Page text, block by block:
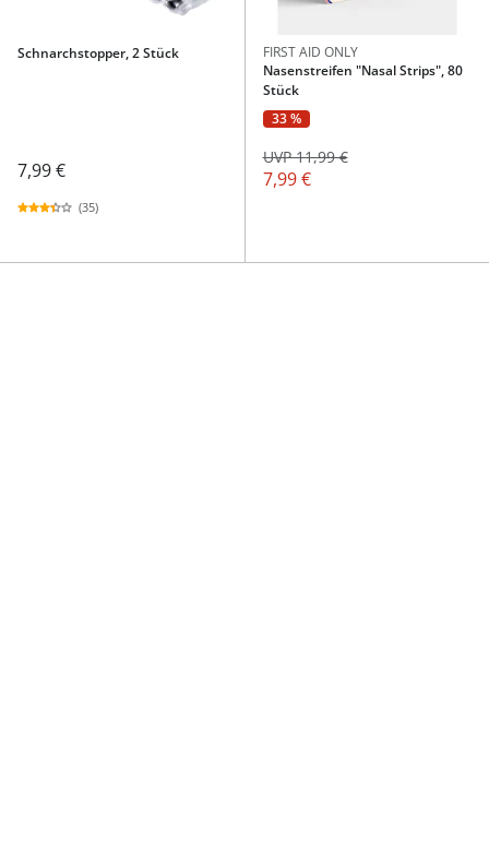
Schnarchstopper, 2 Stück
7,99 €
(35)
FIRST AID ONLY
Nasenstreifen "Nasal Strips", 80
Stück
33 %
7,99 €
UVP 11,99 €